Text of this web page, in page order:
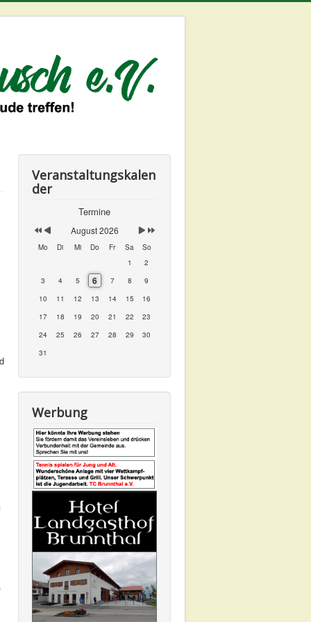
Veranstaltungskalen
der
Termine
August 2026
Mo Di Mi Do Fr Sa
So
1
2
3
4 5 6 7 8
9
10
11 12 13 14 15
16
17
18 19 20 21 22
23
24
25 26 27 28 29
30
31
Werbung